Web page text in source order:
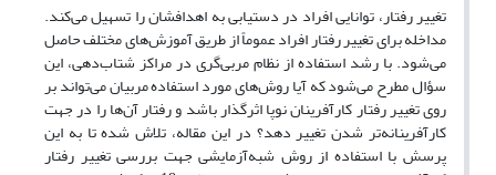
تغییر رفتار، توانایی افراد در دستیابی به اهدافشان را تسهیل می‌کند.
مداخله برای تغییر رفتار افراد عموماً از طریق آموزش‌های مختلف حاصل
می‌شود. با رشد استفاده از نظام مربی‌گری در مراکز شتاب‌دهی، این
سؤال مطرح می‌شود که آیا روش‌های مورد استفاده مربیان می‌تواند بر
روی تغییر رفتار کارآفرینان نوپا اثرگذار باشد و رفتار آن‌ها را در جهت
کارآفرینانه‌تر شدن تغییر دهد؟ در این مقاله، تلاش شده تا به این
پرسش با استفاده از روش شبه‌آزمایشی جهت بررسی تغییر رفتار